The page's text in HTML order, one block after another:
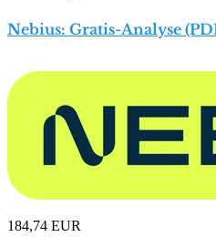
Nebius: Gratis-Analyse
184,74 EUR